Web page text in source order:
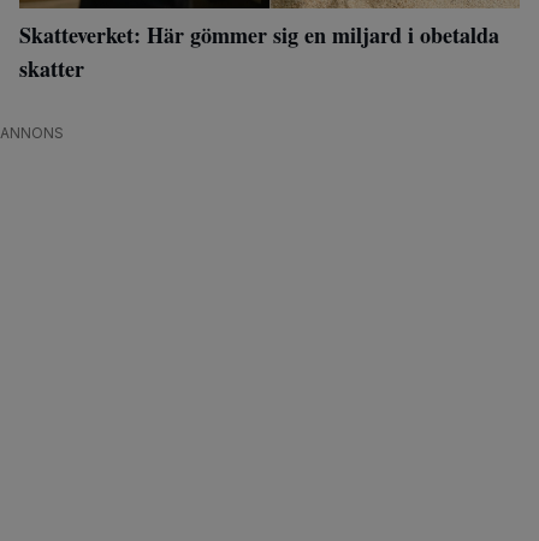
Skatteverket: Här gömmer sig en miljard i obetalda
skatter
ANNONS